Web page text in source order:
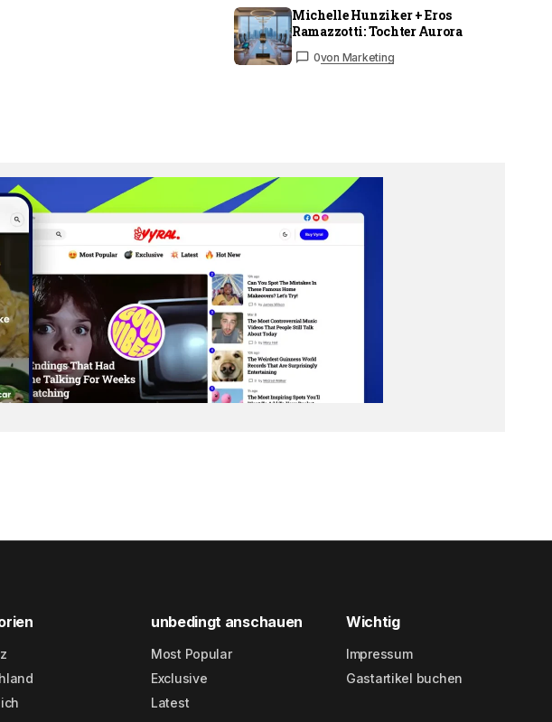
Michelle Hunziker + Eros
Ramazzotti: Tochter Aurora
0von Marketing
unbedingt anschauen
Most Popular
Exclusive
Latest
Wichtig
Impressum
Gastartikel buchen